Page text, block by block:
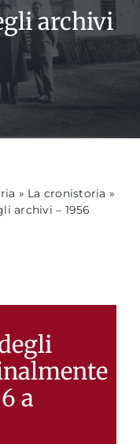
archivi
» La cronistoria »
archivi – 1956
a